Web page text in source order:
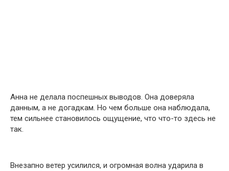
Анна не делала поспешных выводов. Она доверяла
данным, а не догадкам. Но чем больше она наблюдала,
тем сильнее становилось ощущение, что что-то здесь не
так.
Внезапно ветер усилился, и огромная волна ударила в